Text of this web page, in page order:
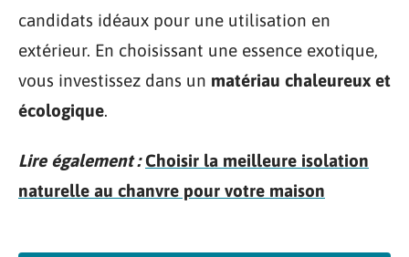
candidats idéaux pour une utilisation en
extérieur. En choisissant une essence exotique,
vous investissez dans un matériau chaleureux et
écologique.
Lire également : Choisir la meilleure isolation
naturelle au chanvre pour votre maison